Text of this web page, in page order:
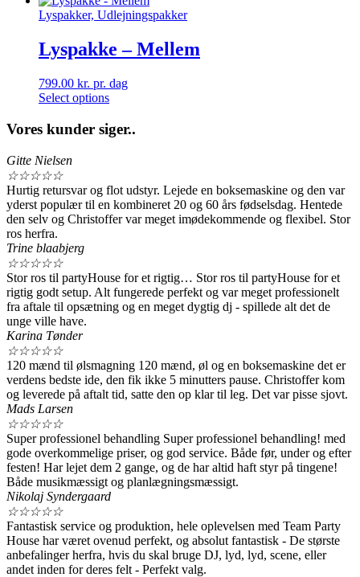
Lyspakker, Udlejningspakker
Lyspakke – Mellem
799.00 kr. pr. dag
Select options
Vores kunder siger..
Gitte Nielsen
☆☆☆☆☆
Hurtig retursvar og flot udstyr. Lejede en boksemaskine og den var
yderst populær til en kombineret 20 og 60 års fødselsdag. Hentede
den selv og Christoffer var meget imødekommende og flexibel. Stor
ros herfra.
Trine blaabjerg
☆☆☆☆☆
Stor ros til partyHouse for et rigtig… Stor ros til partyHouse for et
rigtig godt setup. Alt fungerede perfekt og var meget professionelt
fra aftale til opsætning og en meget dygtig dj - spillede alt det de
unge ville have.
Karina Tønder
☆☆☆☆☆
120 mænd til ølsmagning 120 mænd, øl og en boksemaskine det er
verdens bedste ide, den fik ikke 5 minutters pause. Christoffer kom
og leverede på aftalt tid, satte den op klar til leg. Det var pisse sjovt.
Mads Larsen
☆☆☆☆☆
Super professionel behandling Super professionel behandling! med
gode overkommelige priser, og god service. Både før, under og efter
festen! Har lejet dem 2 gange, og de har altid haft styr på tingene!
Både musikmæssigt og planlægningsmæssigt.
Nikolaj Syndergaard
☆☆☆☆☆
Fantastisk service og produktion, hele oplevelsen med Team Party
House har været ovenud perfekt, og absolut fantastisk - De største
anbefalinger herfra, hvis du skal bruge DJ, lyd, lyd, scene, eller
andet inden for deres felt - Perfekt valg.